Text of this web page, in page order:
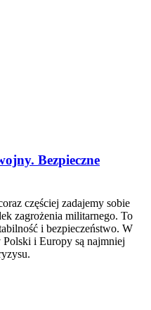
Bezpieczne
częściej zadajemy sobie
zagrożenia militarnego. To
i bezpieczeństwo. W
i Europy są najmniej